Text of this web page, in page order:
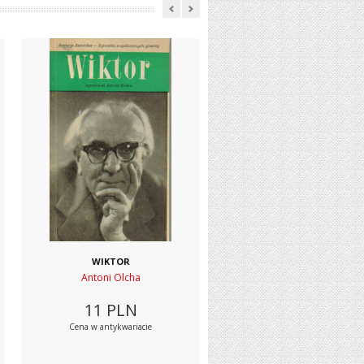
WIKTOR
Antoni Olcha
11 PLN
Cena w antykwariacie